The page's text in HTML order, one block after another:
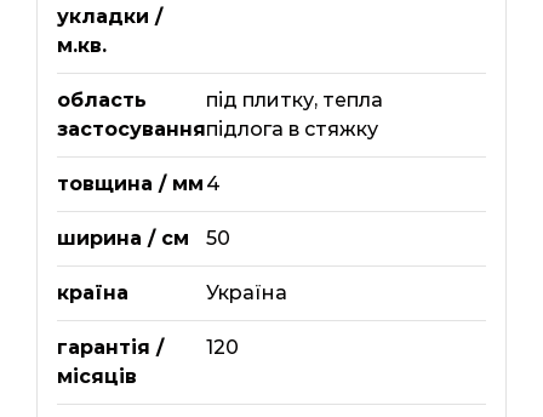
укладки /
м.кв.
область
застосування
під плитку, тепла
підлога в стяжку
товщина / мм 4
ширина / см 50
країна Україна
гарантія /
місяців
120